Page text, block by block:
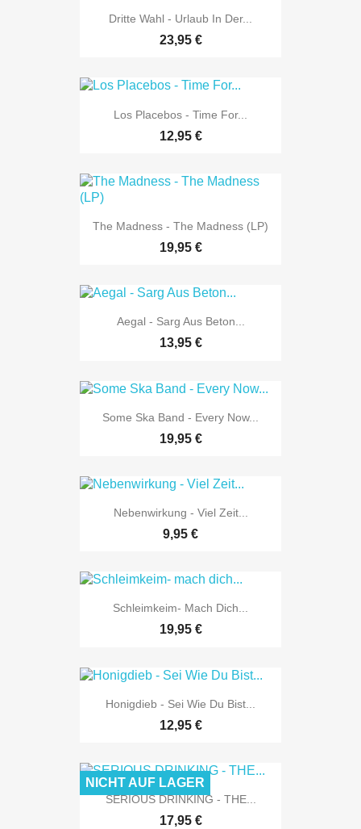
Dritte Wahl - Urlaub In Der...
23,95 €
Los Placebos - Time For...
12,95 €
The Madness - The Madness (LP)
19,95 €
Aegal - Sarg Aus Beton...
13,95 €
Some Ska Band - Every Now...
19,95 €
Nebenwirkung - Viel Zeit...
9,95 €
Schleimkeim- Mach Dich...
19,95 €
Honigdieb - Sei Wie Du Bist...
12,95 €
SERIOUS DRINKING - THE...
17,95 €
NICHT AUF LAGER